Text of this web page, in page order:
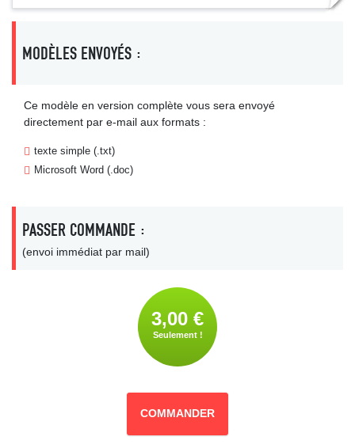
MODÈLES ENVOYÉS :
Ce modèle en version complète vous sera envoyé
directement par e-mail aux formats :
texte simple (.txt)
Microsoft Word (.doc)
PASSER COMMANDE :
(envoi immédiat par mail)
3,00 €
Seulement !
COMMANDER